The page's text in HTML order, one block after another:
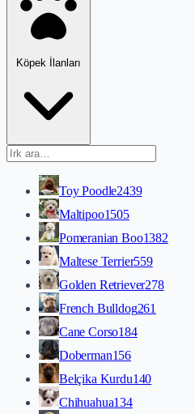
Köpek İlanları
Toy Poodle2439
Maltipoo1505
Pomeranian Boo1382
Maltese Terrier559
Golden Retriever278
French Bulldog261
Cane Corso184
Doberman156
Belçika Kurdu140
Chihuahua134